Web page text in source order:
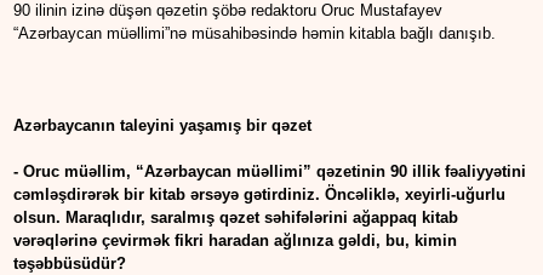
90 ilinin izinə düşən qəzetin şöbə redaktoru Oruc Mustafayev
“Azərbaycan müəllimi”nə müsahibəsində həmin kitabla bağlı danışıb.
Azərbaycanın taleyini yaşamış bir qəzet
- Oruc müəllim, “Azərbaycan müəllimi” qəzetinin 90 illik fəaliyyətini
cəmləşdirərək bir kitab ərsəyə gətirdiniz. Öncəliklə, xeyirli-uğurlu
olsun. Maraqlıdır, saralmış qəzet səhifələrini ağappaq kitab
vərəqlərinə çevirmək fikri haradan ağlınıza gəldi, bu, kimin
təşəbbüsüdür?